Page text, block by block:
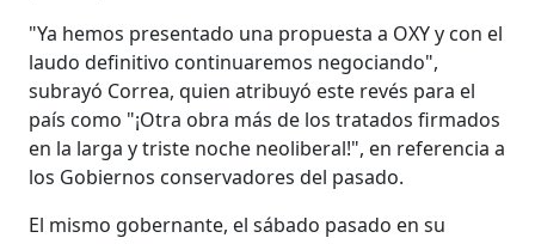
"Ya hemos presentado una propuesta a OXY y con el
laudo definitivo continuaremos negociando",
subrayó Correa, quien atribuyó este revés para el
país como "¡Otra obra más de los tratados firmados
en la larga y triste noche neoliberal!", en referencia a
los Gobiernos conservadores del pasado.
El mismo gobernante, el sábado pasado en su